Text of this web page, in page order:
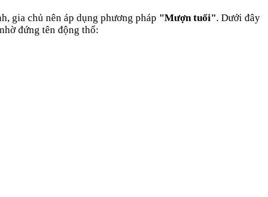
gia chủ nên áp dụng phương pháp "Mượn tuổi". Dưới đây
đứng tên động thổ: